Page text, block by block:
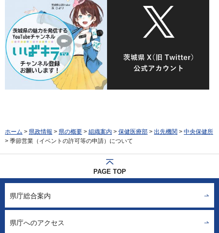
ホーム > 県政情報 > 県の概要 > 組織案内 > 保健医療部 > 出先機関 > 中央保健所
> 季節営業（イベントの許可等の申請）について
PAGE TOP
県庁総合案内
県庁へのアクセス